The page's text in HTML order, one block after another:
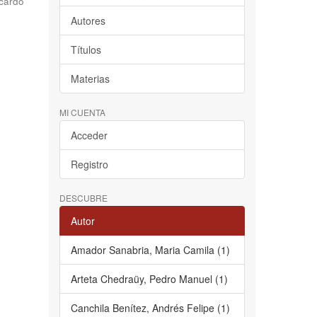
Autores
Títulos
Materias
MI CUENTA
Acceder
Registro
DESCUBRE
Autor
Amador Sanabria, Maria Camila (1)
Arteta Chedraüy, Pedro Manuel (1)
Canchila Benítez, Andrés Felipe (1)